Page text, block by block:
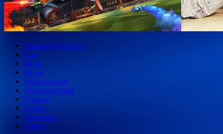
Главная страница
Еда
Игры
Мода
Образование
Происшествия
Туризм
Спорт
Финансы
Юмор